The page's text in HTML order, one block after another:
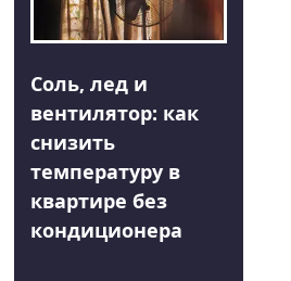
Соль, лед и
вентилятор: как
снизить
температуру в
квартире без
кондиционера